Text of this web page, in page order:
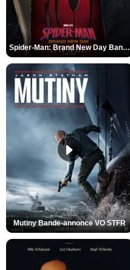
Spider-Man: Brand New Day Bande-annonce VO STFR
Mutiny Bande-annonce VO STFR